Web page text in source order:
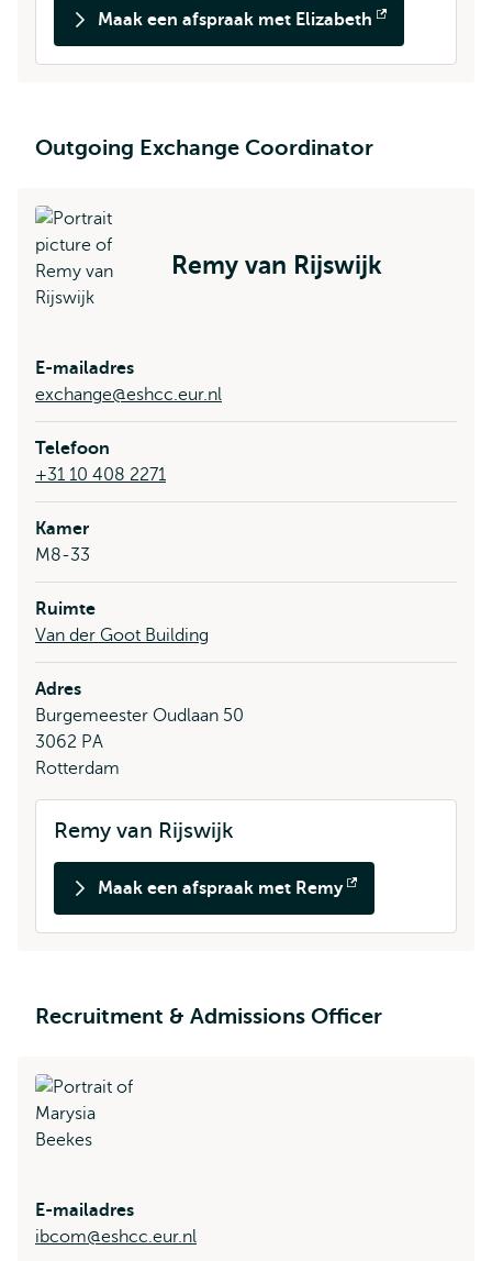
Maak een afspraak met Elizabeth
Opent
Outgoing Exchange Coordinator
Remy van Rijswijk
E-mailadres
exchange@eshcc.eur.nl
Telefoon
+31 10 408 2271
Kamer
M8-33
Ruimte
Van der Goot Building
Adres
Burgemeester Oudlaan 50
3062 PA
Rotterdam
Remy van Rijswijk
Maak een afspraak met Remy
Opent
Recruitment & Admissions Officer
E-mailadres
ibcom@eshcc.eur.nl